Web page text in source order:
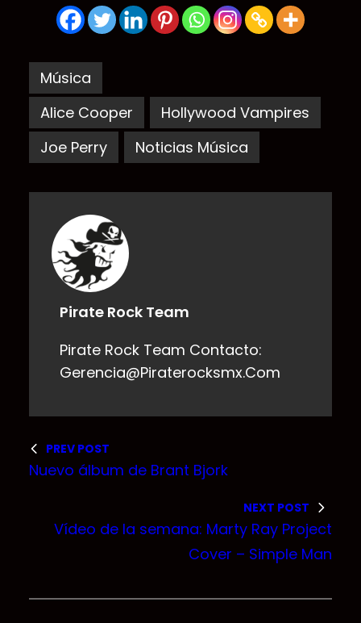
Música
Alice Cooper
Hollywood Vampires
Joe Perry
Noticias Música
Pirate Rock Team
Pirate Rock Team Contacto:
Gerencia@piraterocksmx.com
PREV POST
Nuevo álbum de Brant Bjork
NEXT POST
Vídeo de la semana: Marty Ray Project
Cover – Simple Man